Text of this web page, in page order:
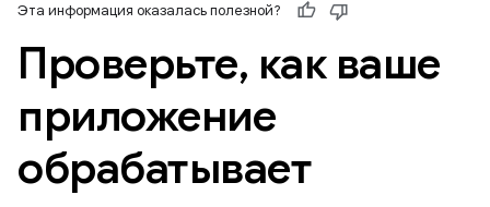
Эта информация оказалась полезной?
Проверьте, как ваше
приложение
обрабатывает